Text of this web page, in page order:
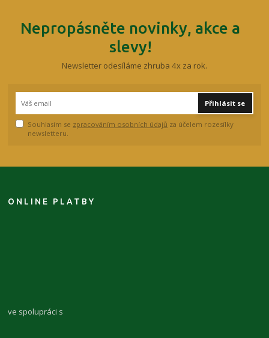
Nepropásněte novinky, akce a
slevy!
Newsletter odesíláme zhruba 4x za rok.
Přihlásit se
Souhlasím se zpracováním osobních údajů za účelem rozesílky
newsletteru.
ONLINE PLATBY
ve spolupráci s